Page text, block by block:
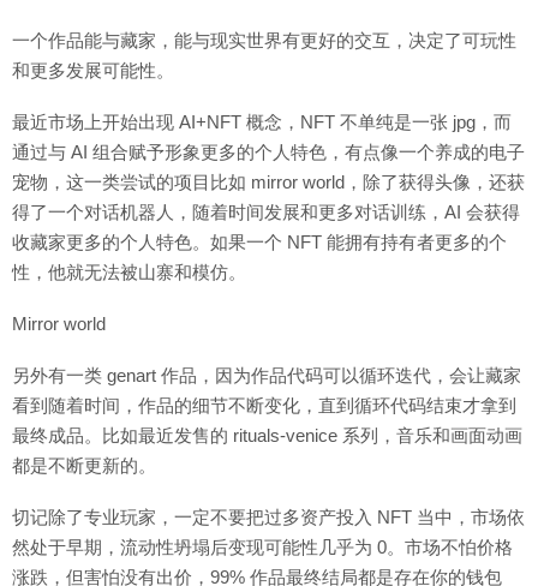
一个作品能与藏家，能与现实世界有更好的交互，决定了可玩性
和更多发展可能性。
最近市场上开始出现 AI+NFT 概念，NFT 不单纯是一张 jpg，而
通过与 AI 组合赋予形象更多的个人特色，有点像一个养成的电子
宠物，这一类尝试的项目比如 mirror world，除了获得头像，还获
得了一个对话机器人，随着时间发展和更多对话训练，AI 会获得
收藏家更多的个人特色。如果一个 NFT 能拥有持有者更多的个
性，他就无法被山寨和模仿。
Mirror world
另外有一类 genart 作品，因为作品代码可以循环迭代，会让藏家
看到随着时间，作品的细节不断变化，直到循环代码结束才拿到
最终成品。比如最近发售的 rituals-venice 系列，音乐和画面动画
都是不断更新的。
切记除了专业玩家，一定不要把过多资产投入 NFT 当中，市场依
然处于早期，流动性坍塌后变现可能性几乎为 0。市场不怕价格
涨跌，但害怕没有出价，99% 作品最终结局都是存在你的钱包